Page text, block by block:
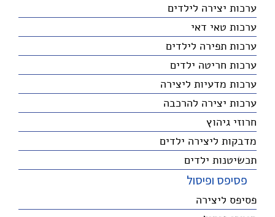
ערכות יצירה לילדים
ערכות טאי דאי
ערכות תפירה לילדים
ערכות חריטה ילדים
ערכות מדעיות ליצירה
ערכות יצירה להרכבה
חרוזי גיהוץ
מדבקות ליצירה ילדים
תכשיטנות ילדים
פסיפס ופיסול
פסיפס ליצירה